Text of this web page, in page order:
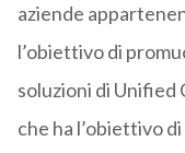
aziende
l’obiettivo di
soluzioni di Unified
che ha l’obiettivo